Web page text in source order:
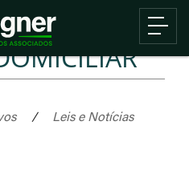
/
Leis e Notícias